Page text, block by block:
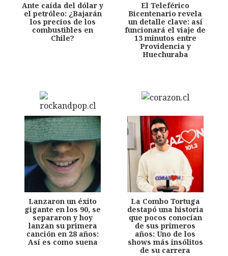
Ante caída del dólar y
el petróleo: ¿Bajarán
los precios de los
combustibles en
Chile?
El Teleférico
Bicentenario revela
un detalle clave: así
funcionará el viaje de
13 minutos entre
Providencia y
Huechuraba
Lanzaron un éxito
gigante en los 90, se
separaron y hoy
lanzan su primera
canción en 28 años:
Así es como suena
La Combo Tortuga
destapó una historia
que pocos conocían
de sus primeros
años: Uno de los
shows más insólitos
de su carrera